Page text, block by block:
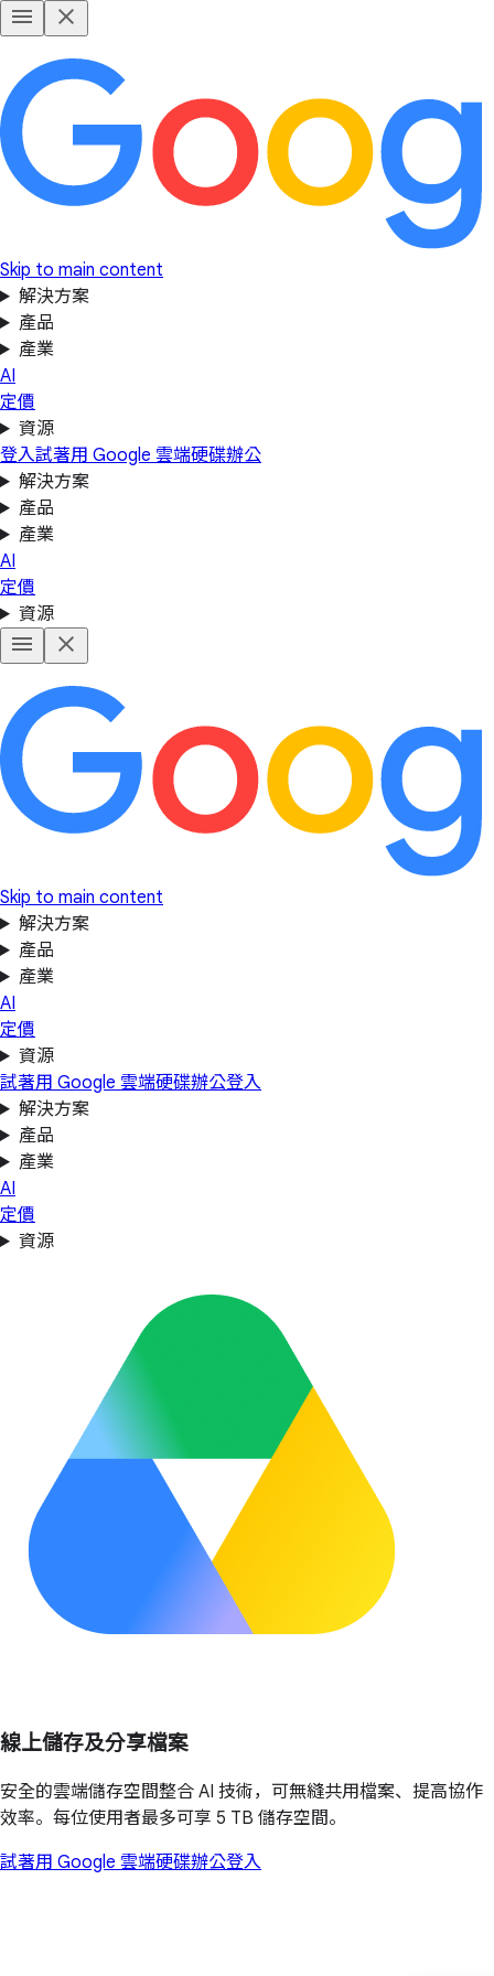
Skip to main content
解決方案
產品
產業
AI
定價
資源
登入試著用 Google 雲端硬碟辦公
解決方案
產品
產業
AI
定價
資源
Skip to main content
解決方案
產品
產業
AI
定價
資源
試著用 Google 雲端硬碟辦公登入
解決方案
產品
產業
AI
定價
資源
線上儲存及分享檔案
安全的雲端儲存空間整合 AI 技術，可無縫共用檔案、提高協作
效率。每位使用者最多可享 5 TB 儲存空間。
試著用 Google 雲端硬碟辦公登入